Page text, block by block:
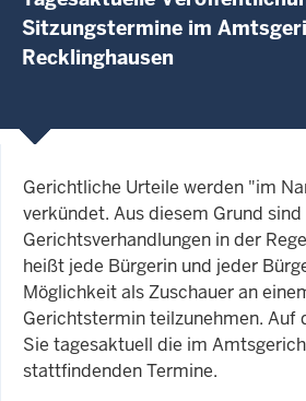
Sitzungstermine im
Recklinghausen
Gerichtliche Urteile werden "im
verkündet. Aus diesem Grund sind
Gerichtsverhandlungen in der
heißt jede Bürgerin und jeder
Möglichkeit als Zuschauer an
Gerichtstermin teilzunehmen. Auf
Sie tagesaktuell die im
stattfindenden Termine.